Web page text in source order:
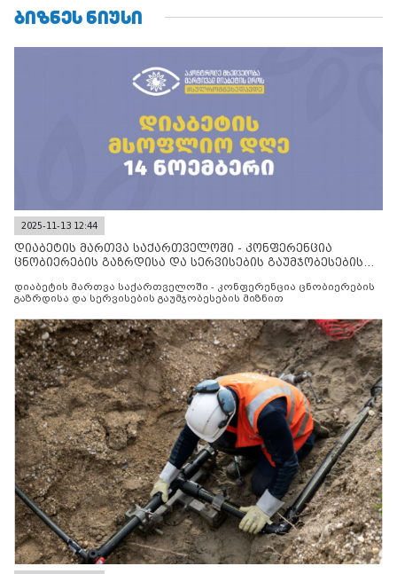
ᲑᲘᲖᲜᲔᲡ ᲜᲘᲣᲡᲘ
2025-11-13 12:44
დიაბეტის მართვა საქართველოში - კონფერენცია
ცნობიერების გაზრდისა და სერვისების გაუმჯობესების
დიაბეტის მართვა საქართველოში - კონფერენცია ცნობიერების
გაზრდისა და სერვისების გაუმჯობესების მიზნით